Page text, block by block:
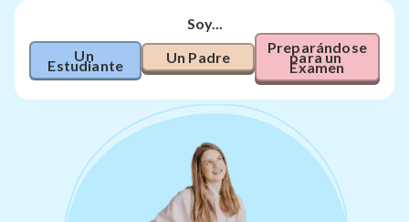
Soy...
Un
Estudiante Un Padre
Preparándose
para un
Examen